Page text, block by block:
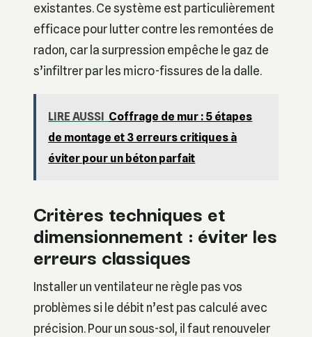
existantes. Ce système est particulièrement
efficace pour lutter contre les remontées de
radon, car la surpression empêche le gaz de
s’infiltrer par les micro-fissures de la dalle.
LIRE AUSSI
Coffrage de mur : 5 étapes
de montage et 3 erreurs critiques à
éviter pour un béton parfait
Critères techniques et
dimensionnement : éviter les
erreurs classiques
Installer un ventilateur ne règle pas vos
problèmes si le débit n’est pas calculé avec
précision. Pour un sous-sol, il faut renouveler